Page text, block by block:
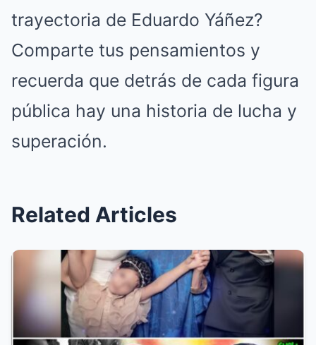
trayectoria de Eduardo Yáñez?
Comparte tus pensamientos y
recuerda que detrás de cada figura
pública hay una historia de lucha y
superación.
Related Articles